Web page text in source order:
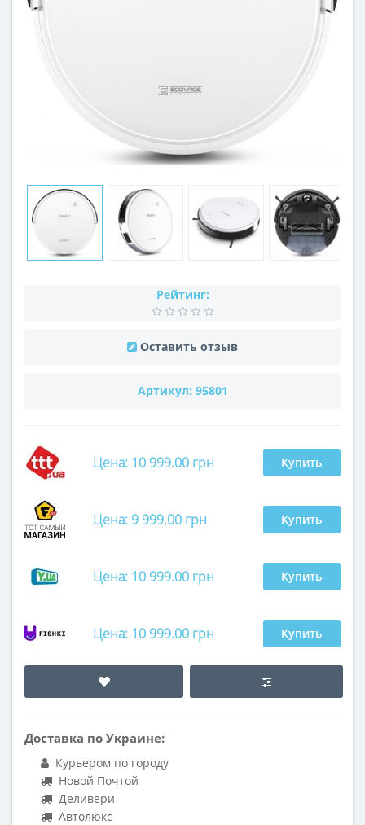
Рейтинг:
Оставить отзыв
Артикул: 95801
Цена: 10 999.00 грн Купить
Цена: 9 999.00 грн Купить
Цена: 10 999.00 грн Купить
Цена: 10 999.00 грн Купить
Доставка по Украине:
Курьером по городу
Новой Почтой
Деливери
Автолюкс